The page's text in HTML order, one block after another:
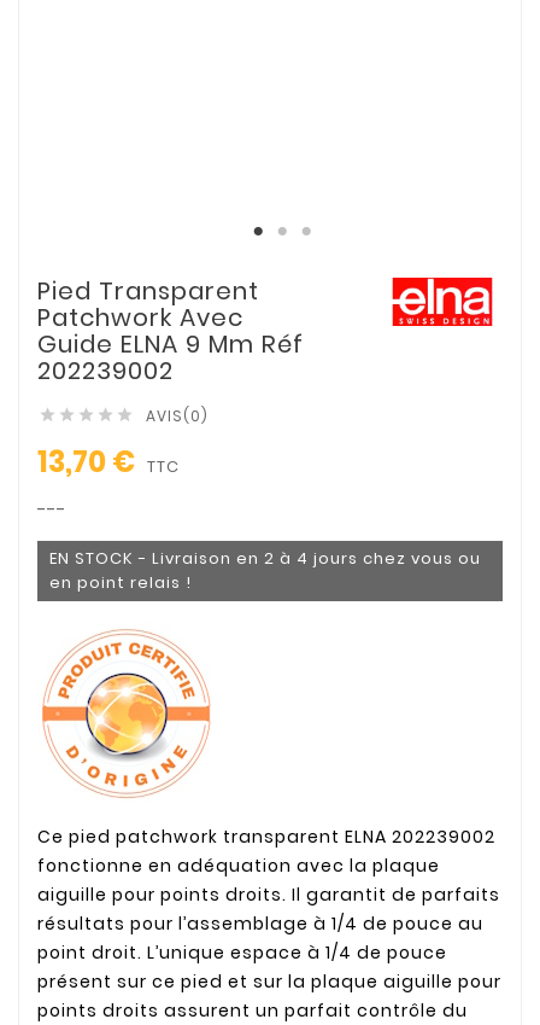
Pied Transparent
Patchwork Avec
Guide ELNA 9 Mm Réf
202239002
     AVIS(0)
13,70 € TTC
---
EN STOCK - Livraison en 2 à 4 jours chez vous ou
en point relais !
Ce pied patchwork transparent ELNA 202239002
fonctionne en adéquation avec la plaque
aiguille pour points droits. Il garantit de parfaits
résultats pour l’assemblage à 1/4 de pouce au
point droit. L’unique espace à 1/4 de pouce
présent sur ce pied et sur la plaque aiguille pour
points droits assurent un parfait contrôle du